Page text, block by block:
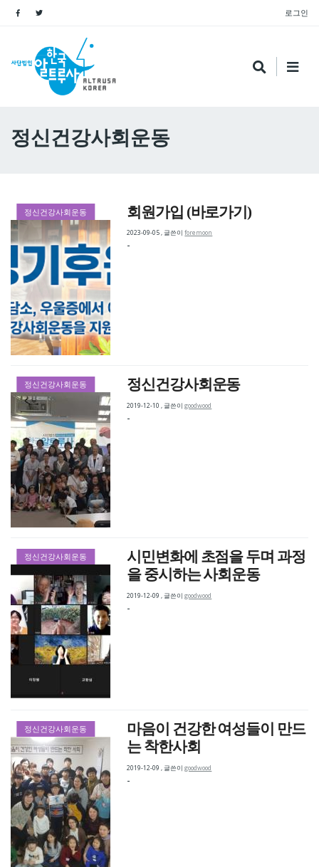
로그인
정신건강사회운동
정신건강사회운동 회원가입 (바로가기)
2023-09-05,글쓴이foremoon
-
정신건강사회운동 정신건강사회운동
2019-12-10 ,글쓴이goodwood
-
정신건강사회운동
시민변화에 초점을 두며 과정
을 중시하는 사회운동
2019-12-09 ,글쓴이goodwood
-
정신건강사회운동
마음이 건강한 여성들이 만드
는 착한사회
2019-12-09 ,글쓴이goodwood
-